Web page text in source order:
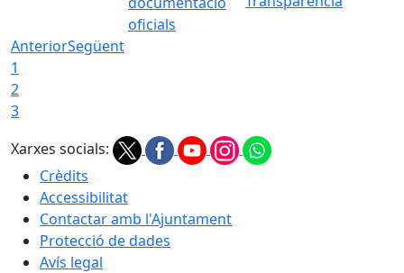
oficials
AnteriorSegüent
1
2
3
Xarxes socials:
Crèdits
Accessibilitat
Contactar amb l'Ajuntament
Protecció de dades
Avís legal